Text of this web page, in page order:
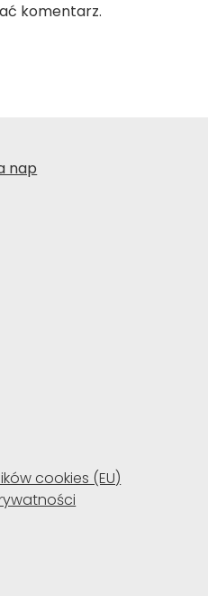
komentarz.
nap
cookies (EU)